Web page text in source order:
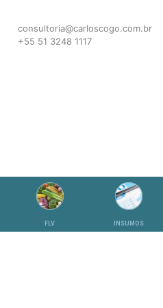
consultoria@carloscogo.com.br
+55 51 3248 1117
FLV INSUMOS